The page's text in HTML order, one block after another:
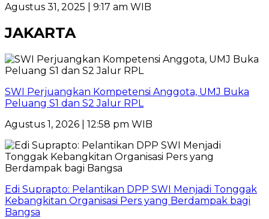
Agustus 31, 2025 | 9:17 am WIB
JAKARTA
SWI Perjuangkan Kompetensi Anggota, UMJ Buka
Peluang S1 dan S2 Jalur RPL
Agustus 1, 2026 | 12:58 pm WIB
Edi Suprapto: Pelantikan DPP SWI Menjadi Tonggak
Kebangkitan Organisasi Pers yang Berdampak bagi
Bangsa